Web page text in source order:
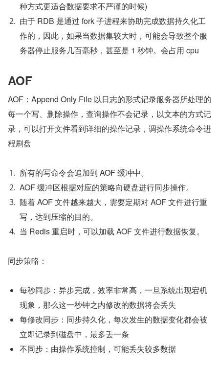
种方式更适合数据要求不严谨的时候)
由于 RDB 是通过 fork 子进程来协助完成数据持久化工
作的，因此，如果当数据集较大时，可能会导致整个服
务器停止服务几百毫秒，甚至是 1 秒钟。会占用 cpu
AOF
AOF：Append Only File 以日志的形式记录服务器所处理的
每一个写、删除操作，查询操作不会记录，以文本的方式记
录，可以打开文件看到详细的操作记录，调操作系统命令进
程刷盘
所有的写命令会追加到 AOF 缓冲中。
AOF 缓冲区根据对应的策略向硬盘进行同步操作。
随着 AOF 文件越来越大，需要定期对 AOF 文件进行重
写，达到压缩的目的。
当 Redis 重启时，可以加载 AOF 文件进行数据恢复。
同步策略：
每秒同步：异步完成，效率非常高，一旦系统出现宕机
现象，那么这一秒钟之内修改的数据将会丢失
每修改同步：同步持久化，每次发生的数据变化都会被
立即记录到磁盘中，最多丢一条
不同步：由操作系统控制，可能丢失较多数据